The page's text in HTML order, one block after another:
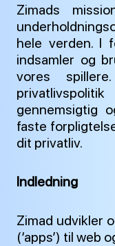
Zimads
hele verden. I
indsamler og
vores
gennemsigtig
faste
dit privatliv.
Indledning
Zimad udvikler
(‘apps’) til web